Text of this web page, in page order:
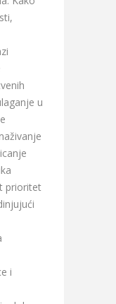
u
prioritet
i